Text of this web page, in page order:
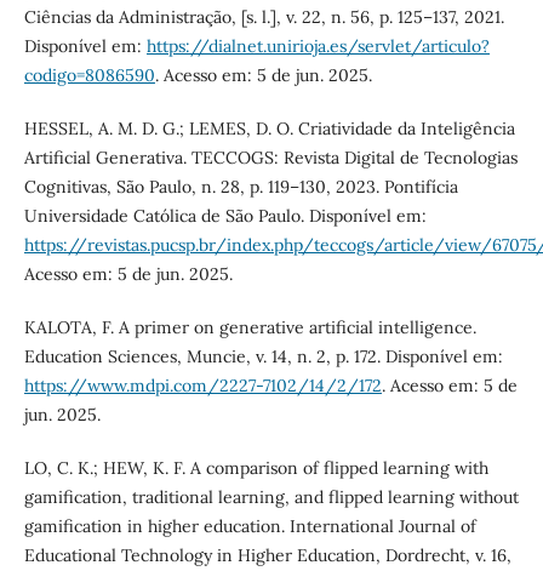
Ciências da Administração, [s. l.], v. 22, n. 56, p. 125–137, 2021.
Disponível em: https://dialnet.unirioja.es/servlet/articulo?
codigo=8086590. Acesso em: 5 de jun. 2025.
HESSEL, A. M. D. G.; LEMES, D. O. Criatividade da Inteligência
Artificial Generativa. TECCOGS: Revista Digital de Tecnologias
Cognitivas, São Paulo, n. 28, p. 119–130, 2023. Pontifícia
Universidade Católica de São Paulo. Disponível em:
https://revistas.pucsp.br/index.php/teccogs/article/view/
Acesso em: 5 de jun. 2025.
KALOTA, F. A primer on generative artificial intelligence.
Education Sciences, Muncie, v. 14, n. 2, p. 172. Disponível em:
https://www.mdpi.com/2227-7102/14/2/172. Acesso em: 5 de
jun. 2025.
LO, C. K.; HEW, K. F. A comparison of flipped learning with
gamification, traditional learning, and flipped learning without
gamification in higher education. International Journal of
Educational Technology in Higher Education, Dordrecht, v. 16,